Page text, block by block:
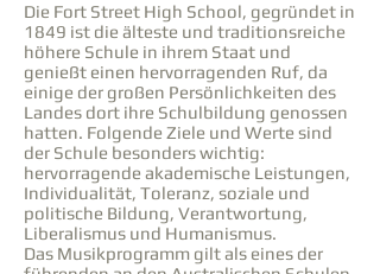
Die Fort Street High School, gegründet in
1849 ist die älteste und traditionsreiche
höhere Schule in ihrem Staat und
genießt einen hervorragenden Ruf, da
einige der großen Persönlichkeiten des
Landes dort ihre Schulbildung genossen
hatten. Folgende Ziele und Werte sind
der Schule besonders wichtig:
hervorragende akademische Leistungen,
Individualität, Toleranz, soziale und
politische Bildung, Verantwortung,
Liberalismus und Humanismus.
Das Musikprogramm gilt als eines der